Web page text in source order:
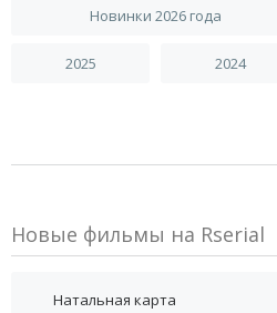
Новинки 2026 года
2025 2024
Новые фильмы на Rserial
Натальная карта